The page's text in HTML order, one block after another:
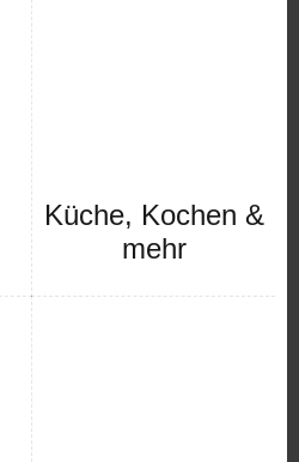
Küche, Kochen &
mehr